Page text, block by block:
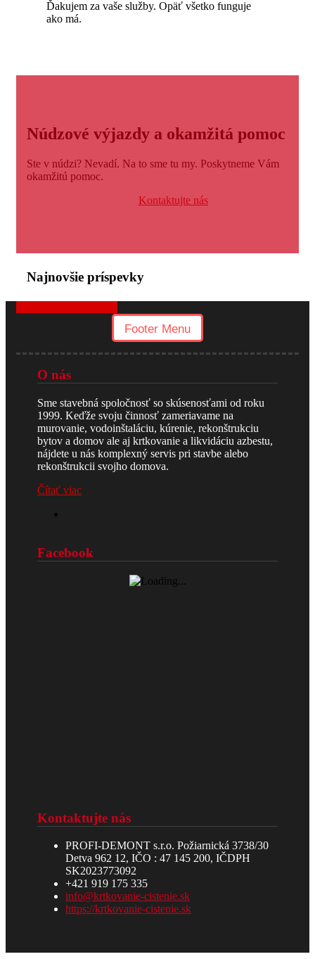
Ďakujem za vaše služby. Opäť všetko funguje
ako má.
Núdzové výjazdy a okamžitá pomoc
Ste v núdzi? Nevadí. Na to sme tu my. Poskytneme Vám
okamžitú pomoc.
Kontaktujte nás
Najnovšie príspevky
Footer Menu
O nás
Sme stavebná spoločnosť so skúsenosťami od roku
1999. Keďže svoju činnosť zameriavame na
murovanie, vodoinštaláciu, kúrenie, rekonštrukciu
bytov a domov ale aj krtkovanie a likvidáciu azbestu,
nájdete u nás komplexný servis pri stavbe alebo
rekonštrukcii svojho domova.
Čítať viac
Facebook
Kontaktujte nás
PROFI-DEMONT s.r.o. Požiarnická 3738/30
Detva 962 12, IČO : 47 145 200, IČDPH
SK2023773092
+421 919 175 335
info@krtkovanie-cistenie.sk
https://krtkovanie-cistenie.sk